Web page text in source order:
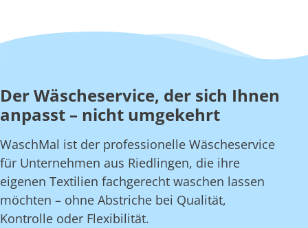
Der Wäscheservice, der sich Ihnen
anpasst – nicht umgekehrt
WaschMal ist der professionelle Wäscheservice
für Unternehmen aus Riedlingen, die ihre
eigenen Textilien fachgerecht waschen lassen
möchten – ohne Abstriche bei Qualität,
Kontrolle oder Flexibilität.